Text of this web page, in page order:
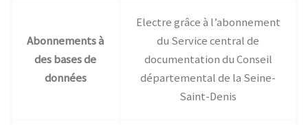
Abonnements à
des bases de
données
Electre grâce à l’abonnement
du Service central de
documentation du Conseil
départemental de la Seine-
Saint-Denis